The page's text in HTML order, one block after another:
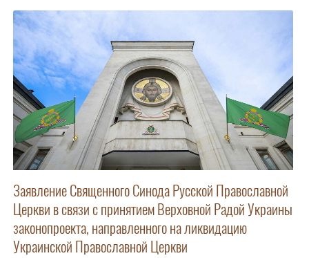
Заявление Священного Синода Русской Православной
Церкви в связи с принятием Верховной Радой Украины
законопроекта, направленного на ликвидацию
Украинской Православной Церкви